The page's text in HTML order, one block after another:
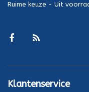
Ruime keuze - Uit
Klantenservice